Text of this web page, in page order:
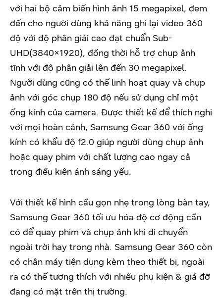
với hai bộ cảm biến hình ảnh 15 megapixel, đem
đến cho người dùng khả năng ghi lại video 360
độ với độ phân giải cao đạt chuẩn Sub-
UHD(3840×1920), đồng thời hỗ trợ chụp ảnh
tĩnh với độ phân giải lên đến 30 megapixel.
Người dùng cũng có thể linh hoạt quay và chụp
ảnh với góc chụp 180 độ nếu sử dụng chỉ một
ống kính của camera. Được thiết kế để thích nghi
với mọi hoàn cảnh, Samsung Gear 360 với ống
kính có khẩu độ f2.0 giúp người dùng chụp ảnh
hoặc quay phim với chất lượng cao ngay cả
trong điều kiện ánh sáng yếu.
Với thiết kế hình cầu gọn nhẹ trong lòng bàn tay,
Samsung Gear 360 tối ưu hóa độ cơ động cần
có để quay phim và chụp ảnh khi di chuyển
ngoài trời hay trong nhà. Samsung Gear 360 còn
có chân máy tiện dụng kèm theo thiết bị, ngoài
ra có thể tương thích với nhiều phụ kiện & giá đỡ
đang có mặt trên thị trường.